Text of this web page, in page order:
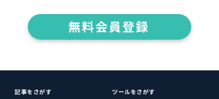
記事をさがす
ツールをさがす